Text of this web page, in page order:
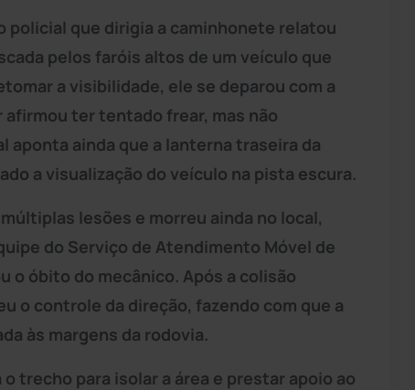
policial que dirigia a caminhonete relatou
pelos faróis altos de um veículo que
a visibilidade, ele se deparou com a
ter tentado frear, mas não
aponta ainda que a lanterna traseira da
a visualização do veículo na pista escura.
lesões e morreu ainda no local,
do Serviço de Atendimento Móvel de
o óbito do mecânico. Após a colisão
o controle da direção, fazendo com que a
às margens da rodovia.
trecho para isolar a área e prestar apoio ao